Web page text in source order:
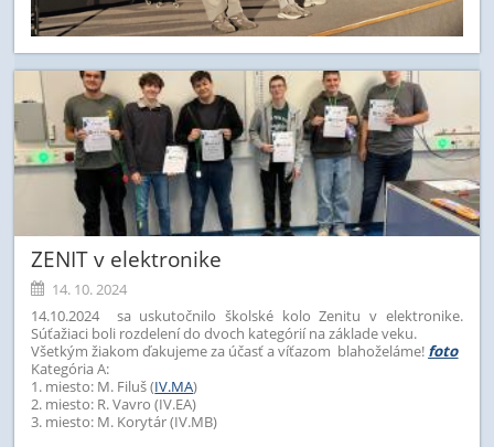
ZENIT v elektronike
14. 10. 2024
14.10.2024 sa uskutočnilo školské kolo Zenitu v elektronike.
Súťažiaci boli rozdelení do dvoch kategórií na základe veku.
Všetkým žiakom ďakujeme za účasť a víťazom blahoželáme! foto
Kategória A:
1. miesto: M. Filuš (IV.MA)
2. miesto: R. Vavro (IV.EA)
3. miesto: M. Korytár (IV.MB)